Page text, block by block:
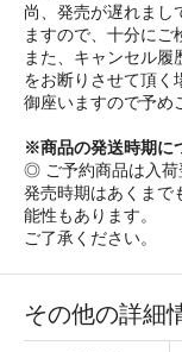
尚、発売が遅れまし
ますので、十分にご
また、キャンセル
をお断りさせて頂く
御座いますので予め
※商品の発送時期に
◎ ご予約商品は入荷
発売時期はあくまで
能性もあります。
ご了承ください。
その他の詳細